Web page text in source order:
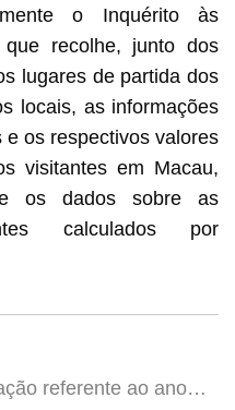
o Inquérito às
recolhe, junto dos
lugares de partida dos
locais, as informações
os respectivos valores
visitantes em Macau,
os dados sobre as
calculados por
referente ao ano